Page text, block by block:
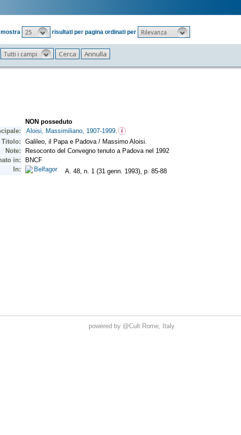
mostra
25 risultati per pagina ordinati per Rilevanza
Tutti i campi
powered by @Cult Rome, Italy.